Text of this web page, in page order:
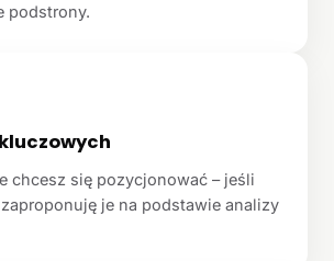
podstrony.
chcesz się pozycjonować – jeśli
je na podstawie analizy